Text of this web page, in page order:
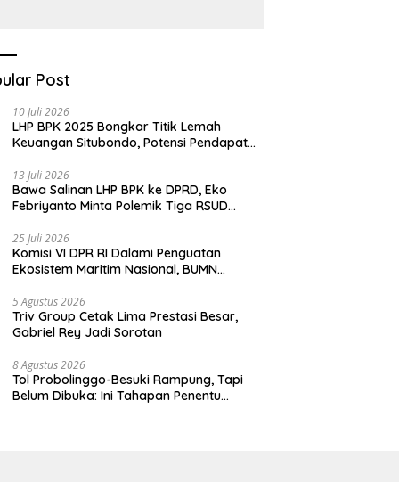
Post
10 Juli 2026
LHP BPK 2025 Bongkar Titik Lemah
Keuangan Situbondo, Potensi Pendapatan
13 Juli 2026
Bawa Salinan LHP BPK ke DPRD, Eko
Febriyanto Minta Polemik Tiga RSUD
Opini
25 Juli 2026
Komisi VI DPR RI Dalami Penguatan
Ekosistem Maritim Nasional, BUMN
Surabaya
5 Agustus 2026
Triv Group Cetak Lima Prestasi Besar,
Gabriel Rey Jadi Sorotan
8 Agustus 2026
Tol Probolinggo-Besuki Rampung, Tapi
Belum Dibuka: Ini Tahapan Penentu